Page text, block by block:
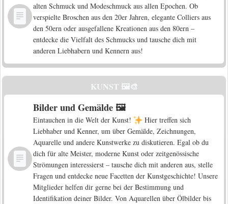
alten Schmuck und Modeschmuck aus allen Epochen. Ob
verspielte Broschen aus den 20er Jahren, elegante Colliers aus
den 50ern oder ausgefallene Kreationen aus den 80ern –
entdecke die Vielfalt des Schmucks und tausche dich mit
anderen Liebhabern und Kennern aus!
KUNST 🖼️🎨
Bilder und Gemälde 🖼️
Eintauchen in die Welt der Kunst!
Hier treffen sich
Liebhaber und Kenner, um über Gemälde, Zeichnungen,
Aquarelle und andere Kunstwerke zu diskutieren. Egal ob du
dich für alte Meister, moderne Kunst oder zeitgenössische
Strömungen interessierst – tausche dich mit anderen aus, stelle
Fragen und entdecke neue Facetten der Kunstgeschichte! Unsere
Mitglieder helfen dir gerne bei der Bestimmung und
Identifikation deiner Bilder. Von Aquarellen über Ölbilder bis